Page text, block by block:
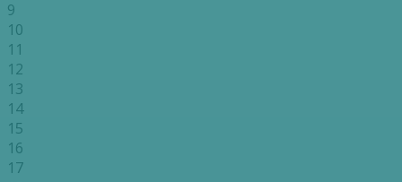
9
10
11
12
13
14
15
16
17